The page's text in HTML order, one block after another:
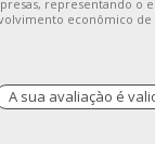
representando o
econômico de
A sua avaliaçào é